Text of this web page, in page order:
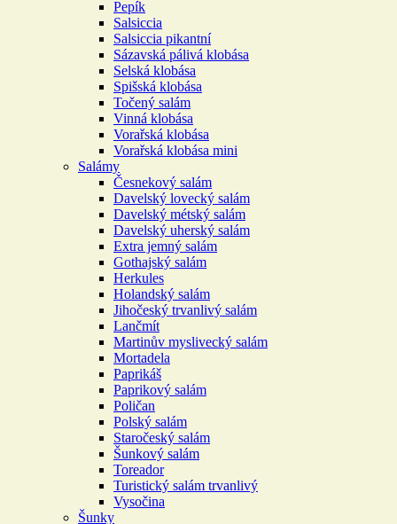
Pepík
Salsiccia
Salsiccia pikantní
Sázavská pálivá klobása
Selská klobása
Spišská klobása
Točený salám
Vinná klobása
Vorařská klobása
Vorařská klobása mini
Salámy
Česnekový salám
Davelský lovecký salám
Davelský métský salám
Davelský uherský salám
Extra jemný salám
Gothajský salám
Herkules
Holandský salám
Jihočeský trvanlivý salám
Lančmít
Martinův myslivecký salám
Mortadela
Paprikáš
Paprikový salám
Poličan
Polský salám
Staročeský salám
Šunkový salám
Toreador
Turistický salám trvanlivý
Vysočina
Šunky